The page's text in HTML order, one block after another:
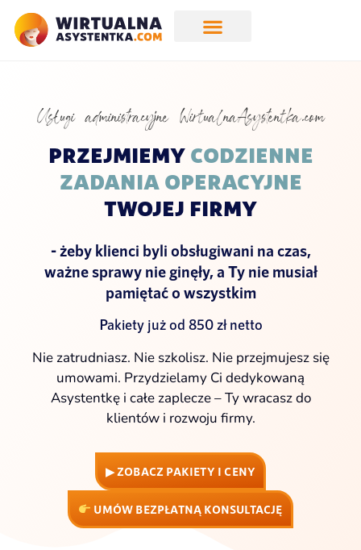
Usługi administracyjne WirtualnaAsystentka.com
PRZEJMIEMY CODZIENNE
ZADANIA OPERACYJNE
TWOJEJ FIRMY
- żeby klienci byli obsługiwani na czas,
ważne sprawy nie ginęły, a Ty nie musiał
pamiętać o wszystkim
Pakiety już od 850 zł netto
Nie zatrudniasz. Nie szkolisz. Nie przejmujesz się
umowami. Przydzielamy Ci dedykowaną
Asystentkę i całe zaplecze – Ty wracasz do
klientów i rozwoju firmy.
▶ ZOBACZ PAKIETY I CENY
UMÓW BEZPŁATNĄ KONSULTACJĘ